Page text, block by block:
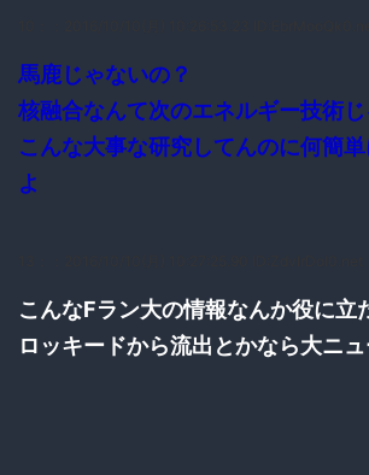
馬鹿じゃないの？
核融合なんて次のエネルギー技術
こんな大事な研究してんのに何簡
よ
こんなFラン大の情報なんか役に立
ロッキードから流出とかなら大ニ